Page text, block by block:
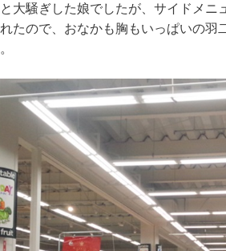
大騒ぎした娘でしたが、サイドメ
たので、おなかも胸もいっぱいの